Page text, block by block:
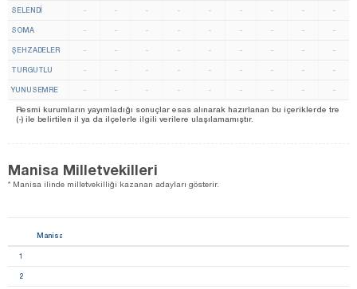
SELENDİ - - - - - - - - -
SOMA - - - - - - - - -
ŞEHZADELER - - - - - - - - -
TURGUTLU - - - - - - - - -
YUNUSEMRE - - - - - - - - -
Resmi kurumların yayımladığı sonuçlar esas alınarak hazırlanan bu içeriklerde tre
(-) ile belirtilen il ya da ilçelerle ilgili verilere ulaşılamamıştır.
Manisa Milletvekilleri
* Manisa ilinde milletvekilliği kazanan adayları gösterir.
Manisa
1
2